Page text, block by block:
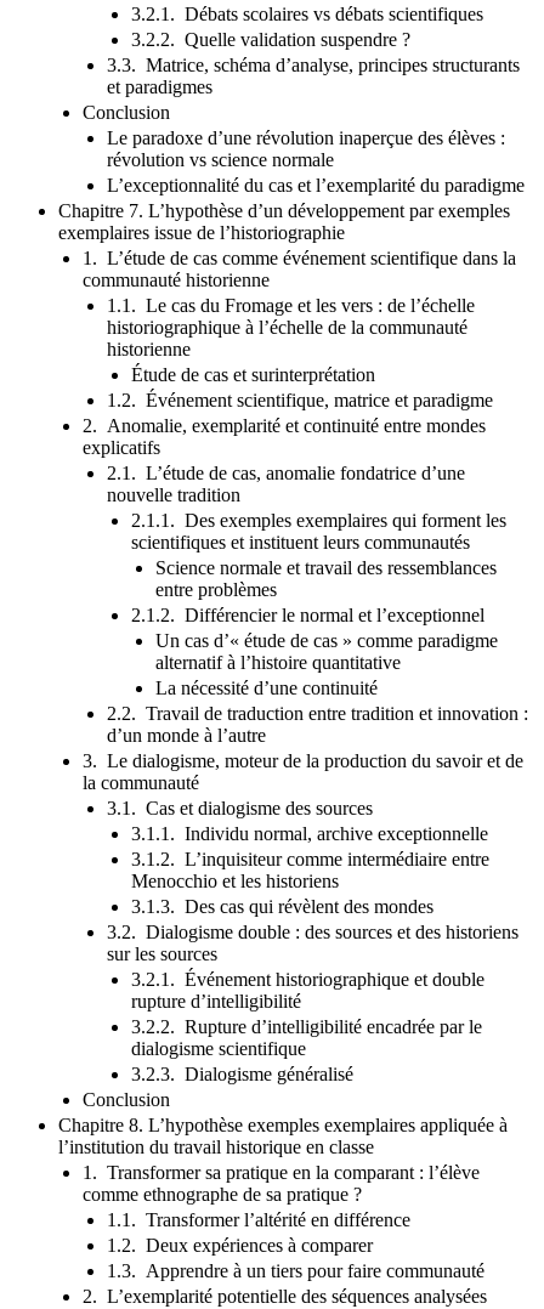
3.2.1. Débats scolaires vs débats scientifiques
3.2.2. Quelle validation suspendre ?
3.3. Matrice, schéma d’analyse, principes structurants
et paradigmes
Conclusion
Le paradoxe d’une révolution inaperçue des élèves :
révolution vs science normale
L’exceptionnalité du cas et l’exemplarité du paradigme
Chapitre 7. L’hypothèse d’un développement par exemples
exemplaires issue de l’historiographie
1. L’étude de cas comme événement scientifique dans la
communauté historienne
1.1. Le cas du Fromage et les vers : de l’échelle
historiographique à l’échelle de la communauté
historienne
Étude de cas et surinterprétation
1.2. Événement scientifique, matrice et paradigme
2. Anomalie, exemplarité et continuité entre mondes
explicatifs
2.1. L’étude de cas, anomalie fondatrice d’une
nouvelle tradition
2.1.1. Des exemples exemplaires qui forment les
scientifiques et instituent leurs communautés
Science normale et travail des ressemblances
entre problèmes
2.1.2. Différencier le normal et l’exceptionnel
Un cas d’« étude de cas » comme paradigme
alternatif à l’histoire quantitative
La nécessité d’une continuité
2.2. Travail de traduction entre tradition et innovation :
d’un monde à l’autre
3. Le dialogisme, moteur de la production du savoir et de
la communauté
3.1. Cas et dialogisme des sources
3.1.1. Individu normal, archive exceptionnelle
3.1.2. L’inquisiteur comme intermédiaire entre
Menocchio et les historiens
3.1.3. Des cas qui révèlent des mondes
3.2. Dialogisme double : des sources et des historiens
sur les sources
3.2.1. Événement historiographique et double
rupture d’intelligibilité
3.2.2. Rupture d’intelligibilité encadrée par le
dialogisme scientifique
3.2.3. Dialogisme généralisé
Conclusion
Chapitre 8. L’hypothèse exemples exemplaires appliquée à
l’institution du travail historique en classe
1. Transformer sa pratique en la comparant : l’élève
comme ethnographe de sa pratique ?
1.1. Transformer l’altérité en différence
1.2. Deux expériences à comparer
1.3. Apprendre à un tiers pour faire communauté
2. L’exemplarité potentielle des séquences analysées